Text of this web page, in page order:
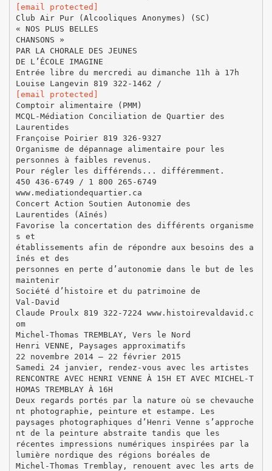
[email protected]
Club Air Pur (Alcooliques Anonymes) (SC)
« NOS PLUS BELLES
CHANSONS »
PAR LA CHORALE DES JEUNES
DE L’ÉCOLE IMAGINE
Entrée libre du mercredi au dimanche 11h à 17h
[email protected]
Comptoir alimentaire (PMM)
MCQL-Médiation Conciliation de Quartier des
Laurentides
Françoise Poirier 819 326-9327
Organisme de dépannage alimentaire pour les
personnes à faibles revenus.
Pour régler les différends... différemment.
450 436-6749 / 1 800 265-6749
www.mediationdequartier.ca
Concert Action Soutien Autonomie des
Laurentides (Aînés)
Favorise la concertation des différents organisme
s et
établissements afin de répondre aux besoins des a
înés et des
personnes en perte d’autonomie dans le but de les
maintenir
Société d’histoire et du patrimoine de
Val-David
Claude Proulx 819 322-7224 www.histoirevaldavid.c
om
Michel-Thomas TREMBLAY, Vers le Nord
Henri VENNE, Paysages approximatifs
22 novembre 2014 – 22 février 2015
Samedi 24 janvier, rendez-vous avec les artistes
RENCONTRE AVEC HENRI VENNE À 15H ET AVEC MICHEL-T
HOMAS TREMBLAY À 16H
Deux regards portés par la nature où se chevauche
nt photographie, peinture et estampe. Les
paysages photographiques d’Henri Venne s’approche
nt de la peinture abstraite tandis que les
récentes impressions numériques inspirées par la
lumière nordique des régions boréales de
Michel-Thomas Tremblay, renouent avec les arts de